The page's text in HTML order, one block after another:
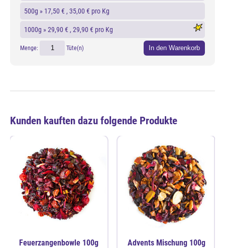
500g » 17,50 € , 35,00 € pro Kg
1000g »29,90 € , 29,90 € pro Kg
Menge: Tüte(n) In den Warenkorb
Kunden kauften dazu folgende Produkte
Feuerzangenbowle 100g Advents Mischung 100g